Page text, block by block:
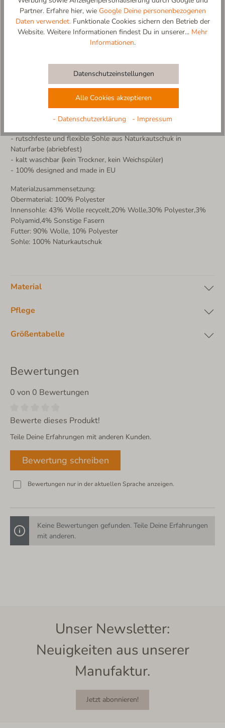
Rustikal & stilvoll zugleich! Inspiriert von der beeindruckenden
Kulisse der Schmittenhöhe, bringt dieser Pantoffel das Gefühl
einer gemütlichen Berghütte direkt nach Hause. Ob bei
entspannten Stunden am Kamin oder beim ersten Kaffee des
Tages – mit der rutschfesten Sohle bist du immer sicher
Füßen etwas Gutes gönnen möchten.
Weitere Produktdetails:
- Obermaterial aus modischem Karo-Stoff
- Innenfutter aus Wollfilz
- rutschfeste und flexible Sohle aus Naturkautschuk in
Naturfarbe (abriebfest)
- kalt waschbar (kein Trockner, kein Weichspüler)
- 100% designed and made in EU
Materialzusammensetzung:
Obermaterial: 100% Polyester
Innensohle: 43% Wolle recycelt,20% Wolle,30% Polyester,3%
Polyamid,4% Sonstige Fasern
Futter: 90% Wolle, 10% Polyester
Sohle: 100% Naturkautschuk
Material
Pflege
Größentabelle
Bewertungen
0 von 0 Bewertungen
Bewerte dieses Produkt!
Teile Deine Erfahrungen mit anderen Kunden.
Bewertung schreiben
Bewertungen nur in der aktuellen Sprache anzeigen.
Keine Bewertungen gefunden. Teile Deine Erfahrungen
mit anderen.
Unser Newsletter:
Neuigkeiten aus unserer
Manufaktur.
Jetzt abonnieren!
Partner. Erfahre hier, wie Google Deine personenbezogenen
Daten verwendet.Funktionale Cookies sichern den Betrieb der
Website. Weitere Informationen findest Du in unserer... Mehr
Informationen.
Datenschutzeinstellungen
Alle Cookies akzeptieren
- Datenschutzerklärung - Impressum